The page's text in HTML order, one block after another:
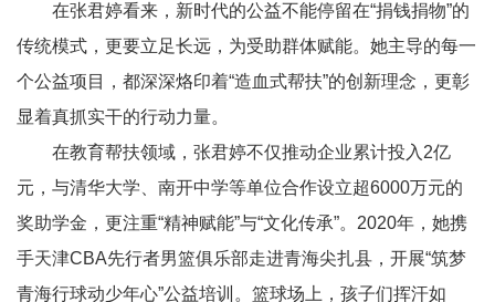
在张君婷看来，新时代的公益不能停留在“捐钱捐物”的
传统模式，更要立足长远，为受助群体赋能。她主导的每一
个公益项目，都深深烙印着“造血式帮扶”的创新理念，更彰
显着真抓实干的行动力量。
在教育帮扶领域，张君婷不仅推动企业累计投入 2亿
元，与清华大学、南开中学等单位合作设立超6000万元的
奖助学金，更注重“精神赋能”与“文化传承”。 2020年，她携
手天津CBA先行者男篮俱乐部走进青海尖扎县，开展“筑梦
青海行球动少年心”公益培训。篮球场上，孩子们挥汗如